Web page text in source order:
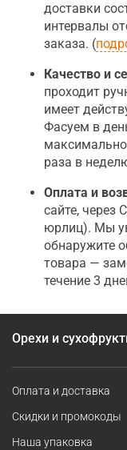
доставки
интервалы
заказа. (
Качество и
проходит
имеет
Фасуем в
раза в
Оплата и
сайте, через
юрлиц). Мы
обнаружите
товара —
течение 3
Орехи и
Оплата и доставка
Скидки и промокоды
Наша упаковка